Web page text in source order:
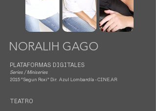
NORALIH GAGO
PLATAFORMAS DIGITALES
Series / Miniseries
2015 “Segun Roxi” Dir. Azul Lombardía -CINE.AR
TEATRO